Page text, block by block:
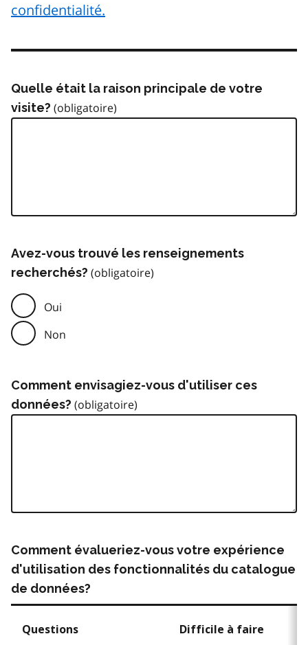
confidentialité.
Quelle était la raison principale de votre
visite?
Avez-vous trouvé les renseignements
recherchés?
Oui
Non
Comment envisagiez-vous d'utiliser ces
données?
Comment évalueriez-vous votre expérience
d'utilisation des fonctionnalités du catalogue
de données?
Questions Difficile à faire